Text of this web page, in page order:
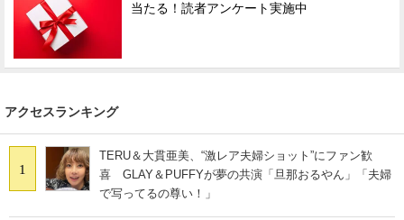
当たる！読者アンケート実施中
アクセスランキング
1
TERU＆大貫亜美、“激レア夫婦ショット”にファン歓
喜 GLAY＆PUFFYが夢の共演「旦那おるやん」「夫婦
で写ってるの尊い！」